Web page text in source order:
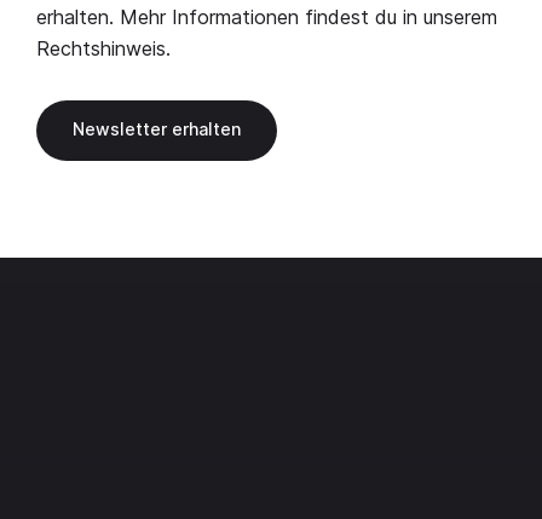
erhalten. Mehr Informationen findest du in unserem
Rechtshinweis.